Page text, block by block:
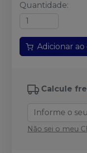
Quantidade:
Adicionar
Calcule
Não sei o meu